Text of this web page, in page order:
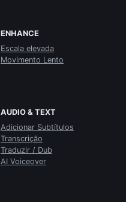
ENHANCE
Escala elevada
Movimento Lento
AUDIO & TEXT
Adicionar Subtítulos
Transcrição
Traduzir / Dub
AI Voiceover